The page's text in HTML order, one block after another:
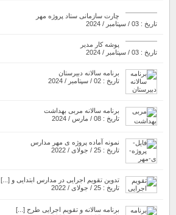
چارت سازمانی ستاد پروژه مهر
تاریخ : 03 / سپتامبر / 2024
پوشه کار مدیر
تاریخ : 03 / سپتامبر / 2024
برنامه سالانه دبیرستان
تاریخ : 02 / سپتامبر / 2024
برنامه سالانه مربی بهداشت
تاریخ : 08 / مارس / 2024
نمونه آماده پروژه ی مهر مدارس
تاریخ : 25 / جولای / 2022
تدوین تقویم اجرایی در مدارس ابتدایی و [...]
تاریخ : 25 / جولای / 2022
برنامه سالانه و تقویم اجرایی طرح [...]